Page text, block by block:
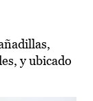
y ubicado